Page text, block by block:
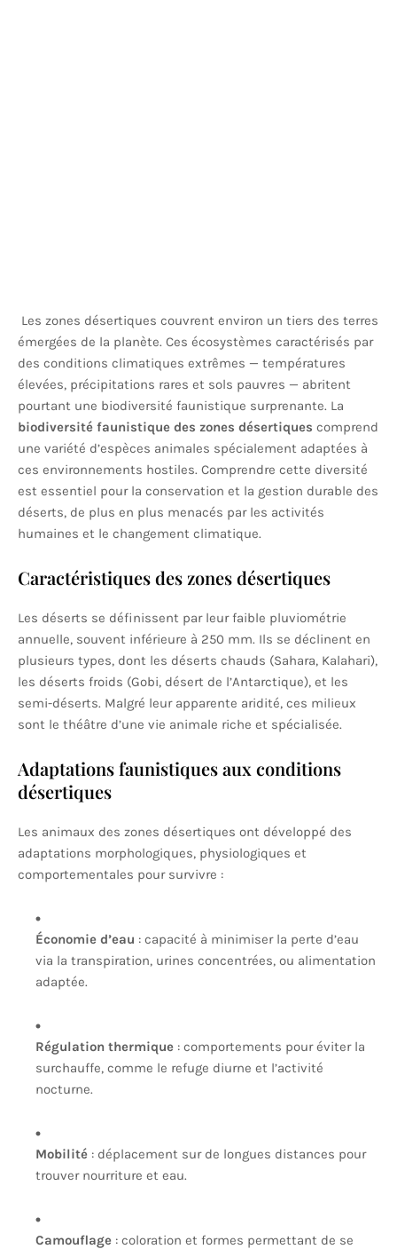
Les zones désertiques couvrent environ un tiers des terres
émergées de la planète. Ces écosystèmes caractérisés par
des conditions climatiques extrêmes — températures
élevées, précipitations rares et sols pauvres — abritent
pourtant une biodiversité faunistique surprenante. La
biodiversité faunistique des zones désertiques comprend
une variété d’espèces animales spécialement adaptées à
ces environnements hostiles. Comprendre cette diversité
est essentiel pour la conservation et la gestion durable des
déserts, de plus en plus menacés par les activités
humaines et le changement climatique.
Caractéristiques des zones désertiques
Les déserts se définissent par leur faible pluviométrie
annuelle, souvent inférieure à 250 mm. Ils se déclinent en
plusieurs types, dont les déserts chauds (Sahara, Kalahari),
les déserts froids (Gobi, désert de l’Antarctique), et les
semi-déserts. Malgré leur apparente aridité, ces milieux
sont le théâtre d’une vie animale riche et spécialisée.
Adaptations faunistiques aux conditions
désertiques
Les animaux des zones désertiques ont développé des
adaptations morphologiques, physiologiques et
comportementales pour survivre :
Économie d’eau : capacité à minimiser la perte d’eau
via la transpiration, urines concentrées, ou alimentation
adaptée.
Régulation thermique : comportements pour éviter la
surchauffe, comme le refuge diurne et l’activité
nocturne.
Mobilité : déplacement sur de longues distances pour
trouver nourriture et eau.
Camouflage : coloration et formes permettant de se